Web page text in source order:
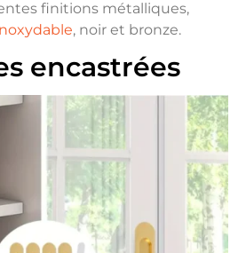
finitions métalliques,
, noir et bronze.
encastrées